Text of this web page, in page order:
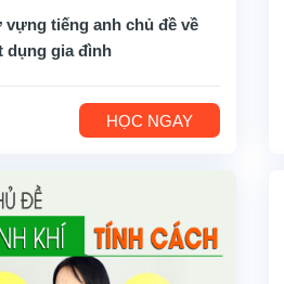
vựng tiếng anh chủ đề về
dụng gia đình
HỌC NGAY